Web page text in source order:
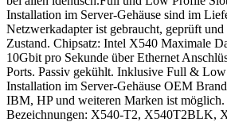
Installation im Server-Gehäuse sind im
Netzwerkadapter ist gebraucht, geprüft
Zustand. Chipsatz: Intel X540 Maximale
10Gbit pro Sekunde über Ethernet
Ports. Passiv gekühlt. Inklusive Full &
Installation im Server-Gehäuse OEM
IBM, HP und weiteren Marken ist
Bezeichnungen: X540-T2, X540T2BLK,